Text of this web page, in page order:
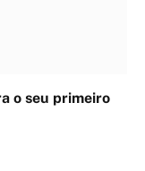
o seu primeiro